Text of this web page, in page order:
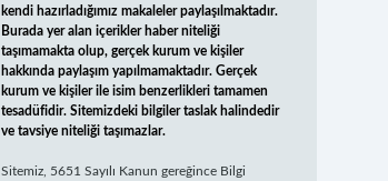
kendi hazırladığımız makaleler paylaşılmaktadır.
Burada yer alan içerikler haber niteliği
taşımamakta olup, gerçek kurum ve kişiler
hakkında paylaşım yapılmamaktadır. Gerçek
kurum ve kişiler ile isim benzerlikleri tamamen
tesadüfidir. Sitemizdeki bilgiler taslak halindedir
ve tavsiye niteliği taşımazlar.
Sitemiz, 5651 Sayılı Kanun gereğince Bilgi